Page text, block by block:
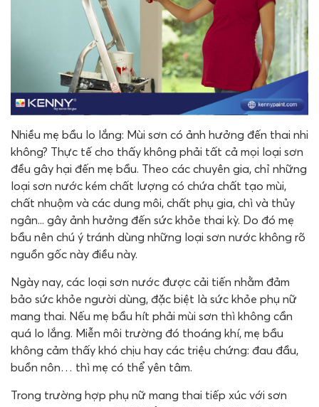
Nhiều mẹ bầu lo lắng: ​​Mùi sơn có ảnh hưởng đến thai nhi
không? Thực tế cho thấy không phải tất cả mọi loại sơn
đều gây hại đến mẹ bầu. Theo các chuyên gia, chỉ những
loại sơn nước kém chất lượng có chứa chất tạo mùi,
chất nhuộm và các dung môi, chất phụ gia, chì và thủy
ngân... gây ảnh hưởng đến sức khỏe thai kỳ. Do đó mẹ
bầu nên chú ý tránh dùng những loại sơn nước không rõ
nguồn gốc này điều này.
Ngày nay, các loại sơn nước được cải tiến nhằm đảm
bảo sức khỏe người dùng, đặc biệt là sức khỏe phụ nữ
mang thai. Nếu mẹ bầu hít phải mùi sơn thì không cần
quá lo lắng. Miễn môi trường đó thoáng khí, mẹ bầu
không cảm thấy khó chịu hay các triệu chứng: đau đầu,
buồn nôn… thì mẹ có thể yên tâm.
Trong trường hợp phụ nữ mang thai tiếp xúc với sơn